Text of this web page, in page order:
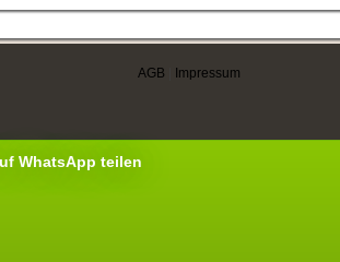
AGB Impressum
WhatsApp teilen